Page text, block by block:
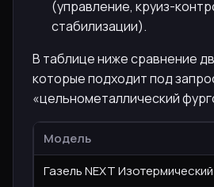
(управление, круиз-
стабилизации).
В таблице ниже сравнение
которые подходит под
«цельнометаллический
Модель
Газель NEXT